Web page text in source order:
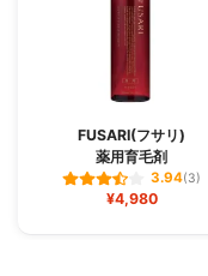
FUSARI(フサリ)
薬用育毛剤
3.94(3)
¥4,980